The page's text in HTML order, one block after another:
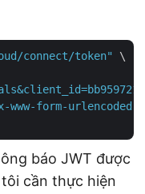
connect/token"
\
form-urlencoded"
báo JWT được
cần thực hiện